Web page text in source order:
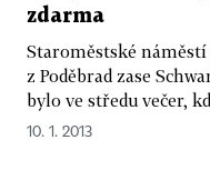
zdarma
Staroměstské
z Poděbrad zase
bylo ve středu večer,
10. 1. 2013